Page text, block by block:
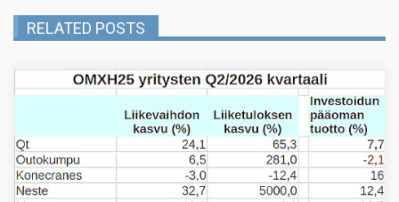
RELATED POSTS